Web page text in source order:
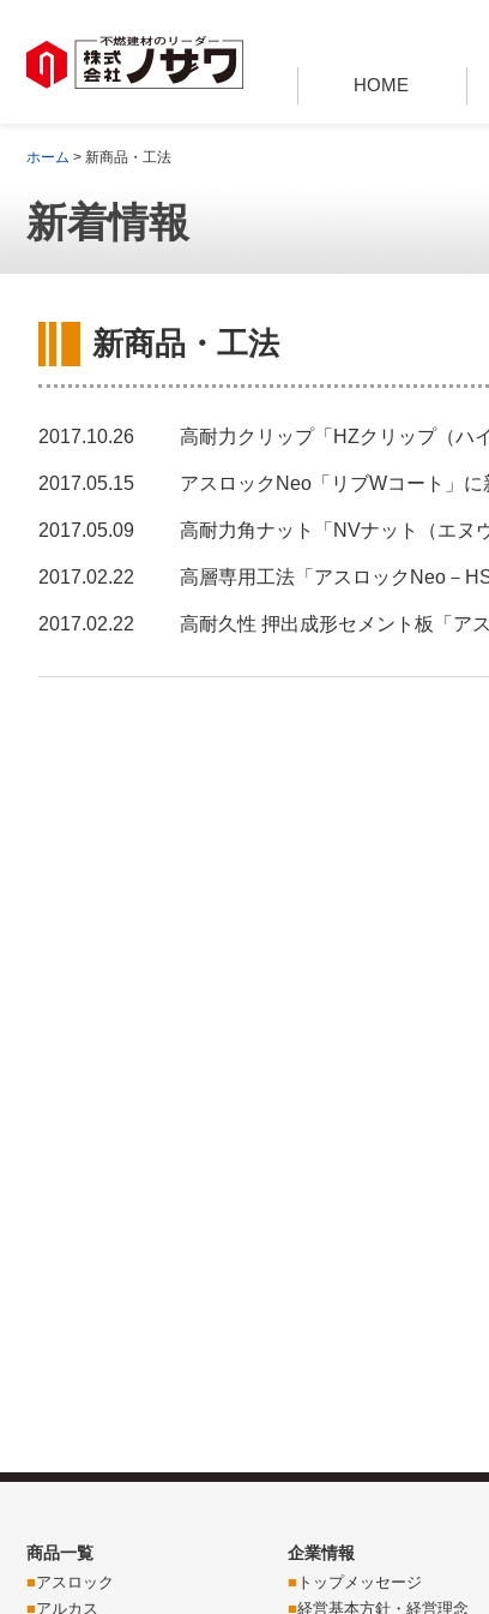
HOME
ホーム > 新商品・工法
新着情報
新商品・工法
2017.10.26 高耐力クリップ「HZクリップ（ハ
2017.05.15 アスロックNeo「リブWコート」に
2017.05.09 高耐力角ナット「NVナット（エヌ
2017.02.22 高層専用工法「アスロックNeo－
2017.02.22 高耐久性 押出成形セメント板「ア
商品一覧
アスロック
アルカス
企業情報
トップメッセージ
経営基本方針・経営理念